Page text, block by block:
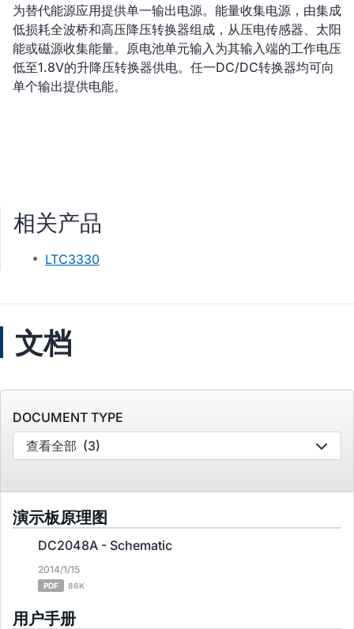
为替代能源应用提供单一输出电源。能量收集电源，由集成
低损耗全波桥和高压降压转换器组成，从压电传感器、太阳
能或磁源收集能量。原电池单元输入为其输入端的工作电压
低至1.8V的升降压转换器供电。任一DC/DC转换器均可向
单个输出提供电能。
相关产品
LTC3330
文档
DOCUMENT TYPE
查看全部 (3)
演示板原理图
DC2048A - Schematic
2014/1/15
PDF 86K
用户手册